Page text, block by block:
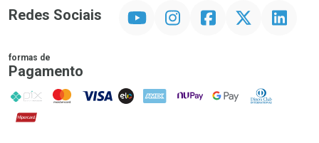
Redes Sociais InstagramFacebookTwitter Linkedin
formas de
Pagamento
PIX MasterCard
VISA ELO AMEX NuPay Google PayDiners Club
Hipercard